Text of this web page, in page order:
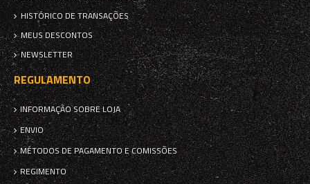
HISTÓRICO DE TRANSAÇÕES
MEUS DESCONTOS
NEWSLETTER
REGULAMENTO
INFORMAÇÃO SOBRE LOJA
ENVIO
MÉTODOS DE PAGAMENTO E COMISSÕES
REGIMENTO